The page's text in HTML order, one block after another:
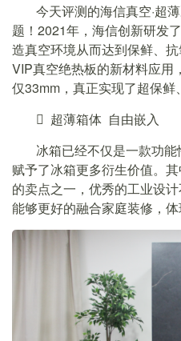
今天评测的海信真空·超
题！2021年，海信创新研发
造真空环境从而达到保鲜、
VIP真空绝热板的新材料应用
仅33mm，真正实现了超保鲜
 超薄箱体 自由嵌入
冰箱已经不仅是一款功
赋予了冰箱更多衍生价值。
的卖点之一，优秀的工业设
能够更好的融合家庭装修，体